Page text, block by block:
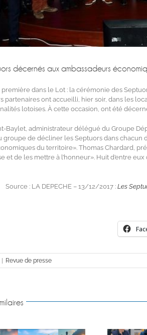
décernés aux ambassadeurs
première dans le Lot : la cérémonie des
partenaires ont accueilli, hier soir, dans les
lotoises. À cette occasion, ont été
Baylet, administrateur délégué du Groupe
groupe de décliner les Septuors dans chacun
du territoire». Thomas Chardard,
et de les mettre à l’honneur». Huit d’entre
Source : LA DEPECHE – 13/12/2017 : Les
Revue de presse